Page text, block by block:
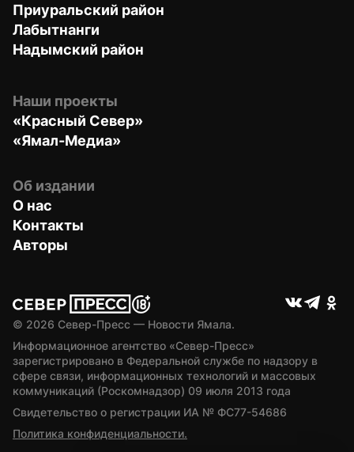
Приуральский район
Лабытнанги
Надымский район
Наши проекты
«Красный Север»
«Ямал-Медиа»
Об издании
О нас
Контакты
Авторы
© 2026 Север-Пресс — Новости Ямала.
Информационное агентство «Север-Пресс»
зарегистрировано в Федеральной службе по надзору в
сфере связи, информационных технологий и массовых
коммуникаций (Роскомнадзор) 09 июля 2013 года
Свидетельство о регистрации ИА № ФС77-54686
Политика конфиденциальности.